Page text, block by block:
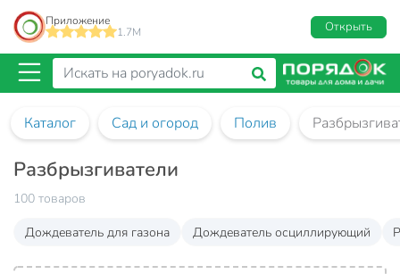
Приложение
1.7M
Открыть
Каталог Сад и огород Полив
Разбрызгиватели
100 товаров
Дождеватель для газона
Дождеватель осциллирующий